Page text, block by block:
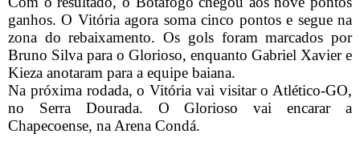
ganhos. O Vitória agora soma cinco pontos e segue na
zona do rebaixamento. Os gols foram marcados por
Bruno Silva para o Glorioso, enquanto Gabriel Xavier e
Kieza anotaram para a equipe baiana.
Na próxima rodada, o Vitória vai visitar o Atlético-GO,
no Serra Dourada. O Glorioso vai encarar a
Chapecoense, na Arena Condá.